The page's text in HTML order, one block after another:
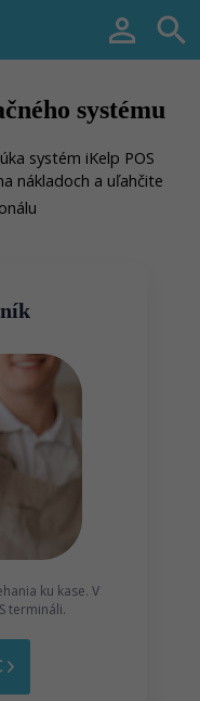
 
systému
systém iKelp POS
nákladoch a uľahčite
ku kase. V
termináli.